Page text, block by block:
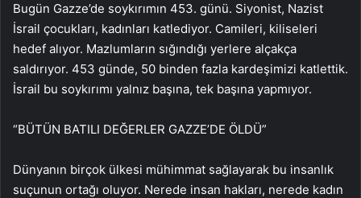
Bugün Gazze’de soykırımın 453. günü. Siyonist, Nazist
İsrail çocukları, kadınları katlediyor. Camileri, kiliseleri
hedef alıyor. Mazlumların sığındığı yerlere alçakça
saldırıyor. 453 günde, 50 binden fazla kardeşimizi katlettik.
İsrail bu soykırımı yalnız başına, tek başına yapmıyor.
“BÜTÜN BATILI DEĞERLER GAZZE’DE ÖLDÜ”
Dünyanın birçok ülkesi mühimmat sağlayarak bu insanlık
suçunun ortağı oluyor. Nerede insan hakları, nerede kadın